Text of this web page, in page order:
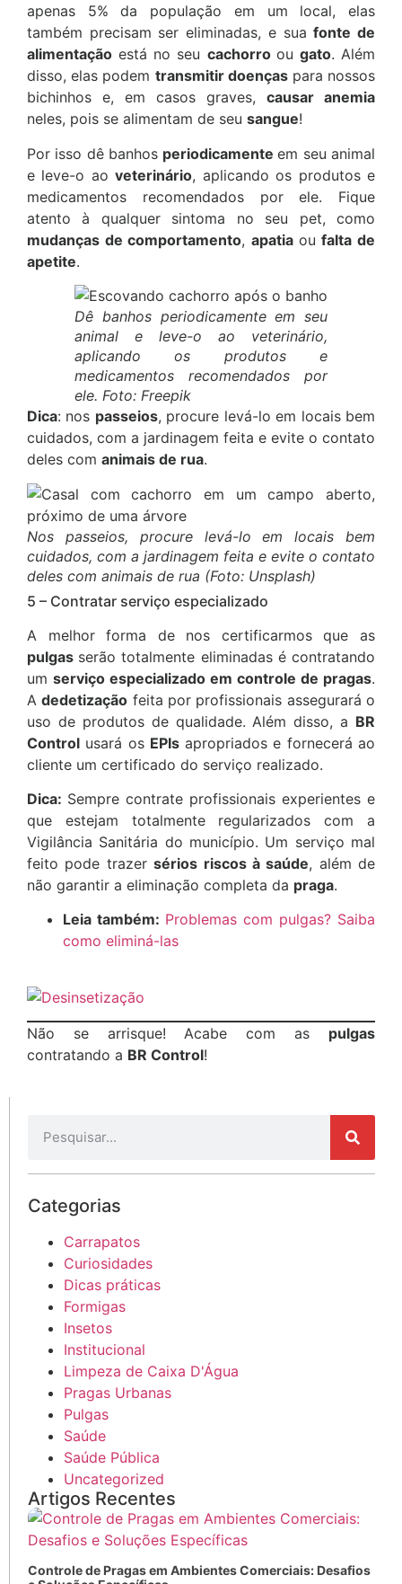
apenas 5% da população em um local, elas
também precisam ser eliminadas, e suafonte de
alimentação está no seu cachorro ou gato. Além
disso, elas podem transmitir doençaspara nossos
bichinhos e, em casos graves, causar anemia
neles, pois se alimentam de seu sangue!
Por isso dê banhos periodicamenteem seu animal
e leve-o aoveterinário, aplicando os produtos e
medicamentos recomendados por ele. Fique
atento à qualquer sintoma no seu pet, como
mudanças de comportamento,apatia oufalta de
apetite.
Dê banhos periodicamente em seu
animal e leve-o ao veterinário,
aplicando os produtos e
medicamentos recomendados por
ele. Foto: Freepik
Dica: nos passeios, procure levá-lo em locais bem
cuidados, com a jardinagem feita e evite o contato
deles com animais de rua.
Nos passeios, procure levá-lo em locais bem
cuidados, com a jardinagem feita e evite o contato
deles com animais de rua (Foto: Unsplash)
5 – Contratar serviço especializado
A melhor forma de nos certificarmos que as
pulgas serão totalmente eliminadas é contratando
um serviço especializado em controle de pragas.
Adedetização feita por profissionais assegurará o
uso de produtos de qualidade. Além disso, a BR
Control usará os EPIsapropriados e fornecerá ao
cliente um certificado do serviço realizado.
Dica: Sempre contrate profissionais experientes e
que estejam totalmente regularizados com a
Vigilância Sanitária do município. Um serviço mal
feito pode trazersérios riscos à saúde, além de
não garantir a eliminação completa da praga.
Leia também: Problemas com pulgas? Saiba
como eliminá-las
Não se arrisque! Acabe com as pulgas
contratando a BR Control!
Categorias
Carrapatos
Curiosidades
Dicas práticas
Formigas
Insetos
Institucional
Limpeza de Caixa D'Água
Pragas Urbanas
Pulgas
Saúde
Saúde Pública
Uncategorized
Artigos Recentes
Controle de Pragas em Ambientes Comerciais: Desafios